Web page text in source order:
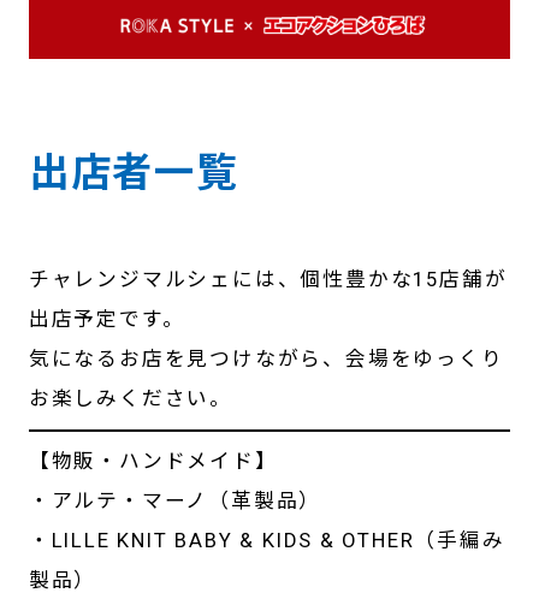
出店者一覧
チャレンジマルシェには、個性豊かな15店舗が
出店予定です。
気になるお店を見つけながら、会場をゆっくり
お楽しみください。
【物販・ハンドメイド】
・アルテ・マーノ（革製品）
・LILLE KNIT BABY & KIDS & OTHER（手編み
製品）